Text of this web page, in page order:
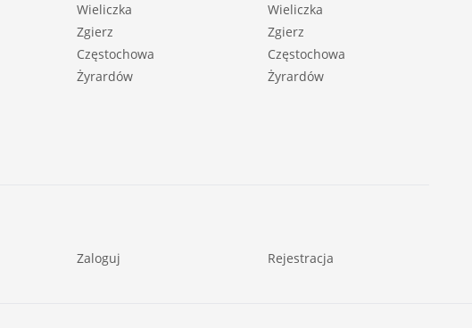
Wieliczka
Zgierz
Częstochowa
Żyrardów
Wieliczka
Zgierz
Częstochowa
Żyrardów
Zaloguj Rejestracja